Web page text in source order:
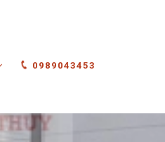
0989043453